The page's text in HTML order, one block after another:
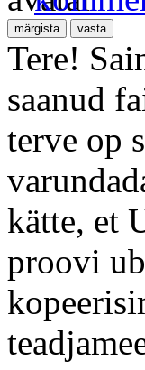
Tere!
saanud
terve op
kätte, et
proovi